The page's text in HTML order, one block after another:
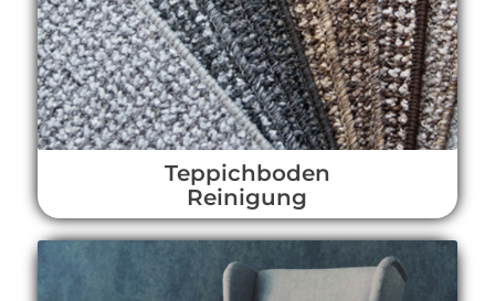
Teppichboden
Reinigung